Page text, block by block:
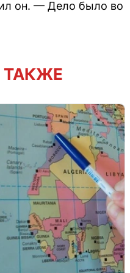
он. — Дело было во
ТАКЖЕ